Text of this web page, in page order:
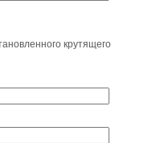
крутящего